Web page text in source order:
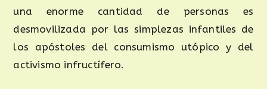
una enorme cantidad de personas es
desmovilizada por las simplezas infantiles de
los apóstoles del consumismo utópico y del
activismo infructífero.